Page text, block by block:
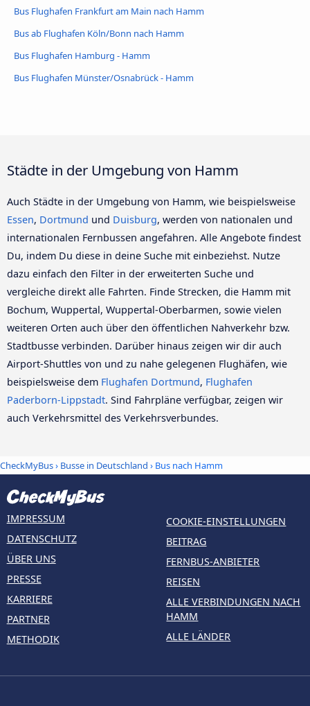
Bus Flughafen Frankfurt am Main nach Hamm
Bus ab Flughafen Köln/Bonn nach Hamm
Bus Flughafen Hamburg - Hamm
Bus Flughafen Münster/Osnabrück - Hamm
Städte in der Umgebung von Hamm
Auch Städte in der Umgebung von Hamm, wie beispielsweise
Essen, Dortmund und Duisburg, werden von nationalen und
internationalen Fernbussen angefahren. Alle Angebote findest
Du, indem Du diese in deine Suche mit einbeziehst. Nutze
dazu einfach den Filter in der erweiterten Suche und
vergleiche direkt alle Fahrten. Finde Strecken, die Hamm mit
Bochum, Wuppertal, Wuppertal-Oberbarmen, sowie vielen
weiteren Orten auch über den öffentlichen Nahverkehr bzw.
Stadtbusse verbinden. Darüber hinaus zeigen wir dir auch
Airport-Shuttles von und zu nahe gelegenen Flughäfen, wie
beispielsweise dem Flughafen Dortmund, Flughafen
Paderborn-Lippstadt. Sind Fahrpläne verfügbar, zeigen wir
auch Verkehrsmittel des Verkehrsverbundes.
CheckMyBus› Busse in Deutschland › Bus nach Hamm
IMPRESSUM
DATENSCHUTZ
ÜBER UNS
PRESSE
KARRIERE
PARTNER
METHODIK
COOKIE-EINSTELLUNGEN
BEITRAG
FERNBUS-ANBIETER
REISEN
ALLE VERBINDUNGEN NACH
HAMM
ALLE LÄNDER